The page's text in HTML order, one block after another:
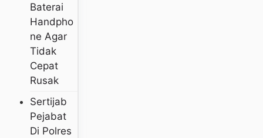
Baterai
Handpho
Ne Agar
Tidak
Cepat
Rusak
Sertijab
Pejabat
Di Polres